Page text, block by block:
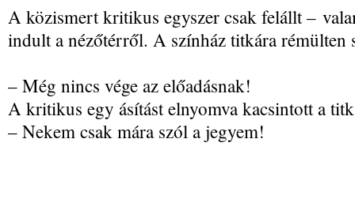
A közismert kritikus egyszer csak felállt –
indult a nézőtérről. A színház titkára rémülten
– Még nincs vége az előadásnak!
A kritikus egy ásítást elnyomva kacsintott a
– Nekem csak mára szól a jegyem!